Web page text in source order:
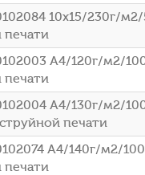
10x15/230г/
печати
A4/120г/м2/
печати
A4/130г/м2/
печати
A4/140г/м2/
печати